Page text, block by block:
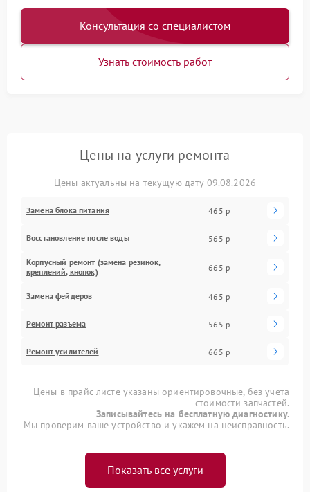
Консультация со специалистом
Узнать стоимость работ
Цены на услуги ремонта
Цены актуальны на текущую дату 09.08.2026
Замена блока питания 465 р
Восстановление после воды 565 р
Корпусный ремонт (замена резинок,
креплений, кнопок)
665 р
Замена фейдеров 465 р
Ремонт разъема 565 р
Ремонт усилителей 665 р
Цены в прайс-листе указаны ориентировочные, без учета
стоимости запчастей.
Записывайтесь на бесплатную диагностику.
Мы проверим ваше устройство и укажем на неисправность.
Показать все услуги